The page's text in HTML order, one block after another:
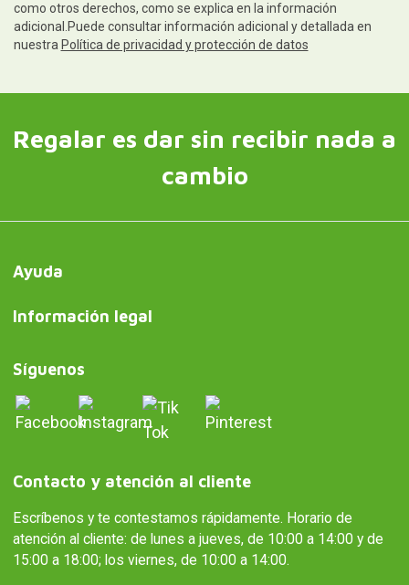
como otros derechos, como se explica en la información
adicional.Puede consultar información adicional y detallada en
nuestra Política de privacidad y protección de datos
Regalar es dar sin recibir nada a
cambio
Ayuda
Información legal
Síguenos
Contacto y atención al cliente
Escríbenos y te contestamos rápidamente. Horario de
atención al cliente: de lunes a jueves, de 10:00 a 14:00 y de
15:00 a 18:00; los viernes, de 10:00 a 14:00.